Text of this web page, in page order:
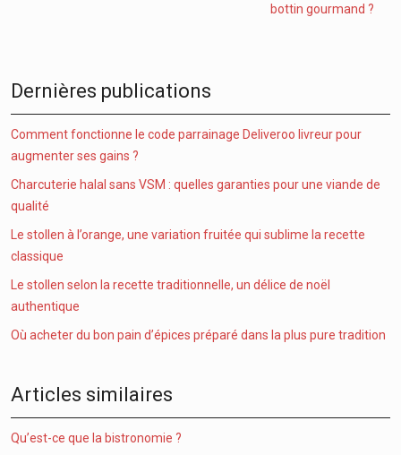
bottin gourmand ?
Dernières publications
Comment fonctionne le code parrainage Deliveroo livreur pour
augmenter ses gains ?
Charcuterie halal sans VSM : quelles garanties pour une viande de
qualité
Le stollen à l’orange, une variation fruitée qui sublime la recette
classique
Le stollen selon la recette traditionnelle, un délice de noël
authentique
Où acheter du bon pain d’épices préparé dans la plus pure tradition
Articles similaires
Qu’est-ce que la bistronomie ?